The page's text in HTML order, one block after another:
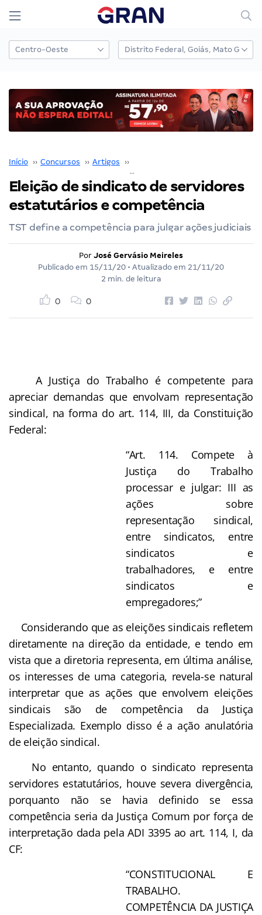
Início ›› Concursos ›› Artigos ››
Eleição de sindicato de servidores
estatutários e competência
TST define a competência para julgar ações judiciais
Por José Gervásio Meireles
Publicado em 15/11/20 • Atualizado em 21/11/20
2 min. de leitura
0 0
A Justiça do Trabalho é competente para
apreciar demandas que envolvam representação
sindical, na forma do art. 114, III, da Constituição
Federal:
“Art. 114. Compete à
Justiça do Trabalho
processar e julgar: III as
ações sobre
representação sindical,
entre sindicatos, entre
sindicatos e
trabalhadores, e entre
sindicatos e
empregadores;”
Considerando que as eleições sindicais refletem
diretamente na direção da entidade, e tendo em
vista que a diretoria representa, em última análise,
os interesses de uma categoria, revela-se natural
interpretar que as ações que envolvem eleições
sindicais são de competência da Justiça
Especializada. Exemplo disso é a ação anulatória
de eleição sindical.
No entanto, quando o sindicato representa
servidores estatutários, houve severa divergência,
porquanto não se havia definido se essa
competência seria da Justiça Comum por força de
interpretação dada pela ADI 3395 ao art. 114, I, da
CF:
“CONSTITUCIONAL E
TRABALHO.
COMPETÊNCIA DA JUSTIÇA